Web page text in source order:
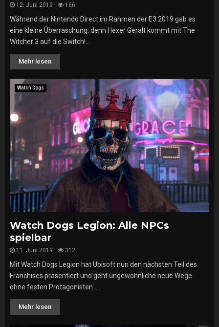
12. Juni 2019 166
Während der Nintendo Direct im Rahmen der E3 2019 gab es
eine kleine Überraschung, denn Hexer Geralt kommt mit The
Witcher 3 auf die Switch!...
Mehr lesen
Watch Dogs
Watch Dogs Legion: Alle NPCs
spielbar
11. Juni 2019 312
Mit Watch Dogs Legion hat Ubisoft nun den nächsten Teil des
Franchises präsentiert und geht ungewöhnliche neue Wege -
ohne festen Protagonisten....
Mehr lesen